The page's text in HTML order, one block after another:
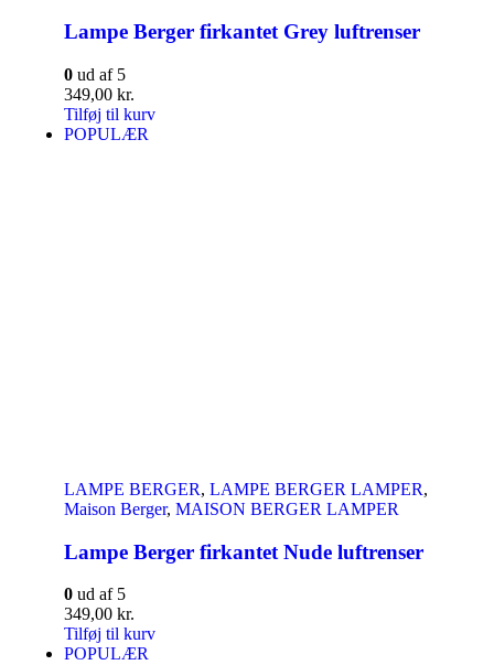
Lampe Berger firkantet Grey luftrenser
0 ud af 5
349,00 kr.
Tilføj til kurv
POPULÆR
LAMPE BERGER, LAMPE BERGER LAMPER,
Maison Berger, MAISON BERGER LAMPER
Lampe Berger firkantet Nude luftrenser
0 ud af 5
349,00 kr.
Tilføj til kurv
POPULÆR